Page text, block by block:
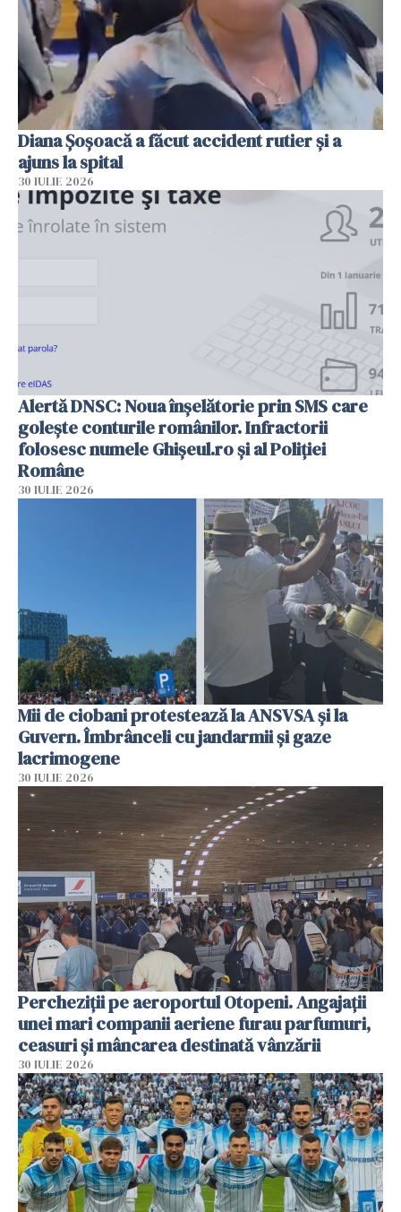
Diana Șoșoacă a făcut accident rutier și a
ajuns la spital
30 IULIE 2026
Alertă DNSC: Noua înșelătorie prin SMS care
golește conturile românilor. Infractorii
folosesc numele Ghișeul.ro și al Poliției
Române
30 IULIE 2026
Mii de ciobani protestează la ANSVSA și la
Guvern. Îmbrânceli cu jandarmii și gaze
lacrimogene
30 IULIE 2026
Percheziții pe aeroportul Otopeni. Angajații
unei mari companii aeriene furau parfumuri,
ceasuri și mâncarea destinată vânzării
30 IULIE 2026